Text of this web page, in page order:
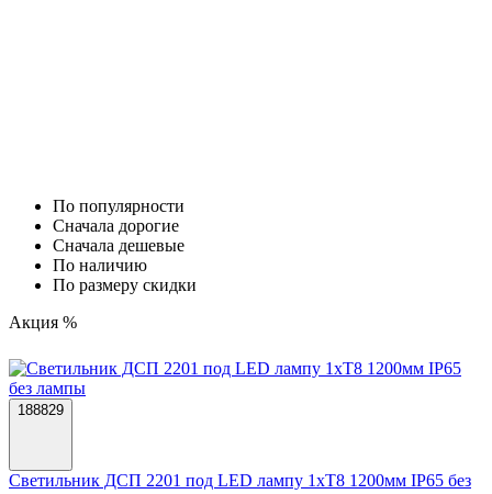
По популярности
Cначала дорогие
Cначала дешевые
По наличию
По размеру скидки
Акция %
188829
Светильник ДСП 2201 под LED лампу 1хT8 1200мм IP65 без